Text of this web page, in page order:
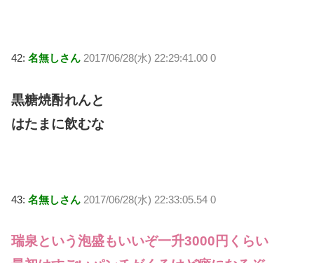
42: 名無しさん 2017/06/28(水) 22:29:41.00 0
黒糖焼酎れんと
はたまに飲むな
43: 名無しさん 2017/06/28(水) 22:33:05.54 0
瑞泉という泡盛もいいぞ一升3000円くらい